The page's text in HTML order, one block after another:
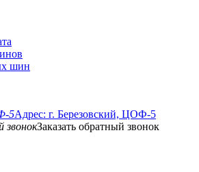
шин
Адрес: г. Березовский, ЦОФ-5
Заказать обратный звонок